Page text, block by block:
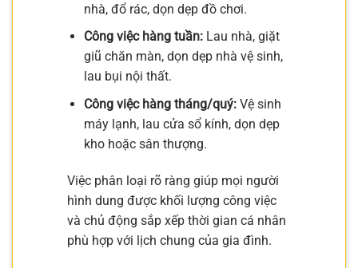
nhà, đổ rác, dọn dẹp đồ chơi.
Công việc hàng tuần:Lau nhà, giặt
giũ chăn màn, dọn dẹp nhà vệ sinh,
lau bụi nội thất.
Công việc hàng tháng/quý:Vệ sinh
máy lạnh, lau cửa sổ kính, dọn dẹp
kho hoặc sân thượng.
Việc phân loại rõ ràng giúp mọi người
hình dung được khối lượng công việc
và chủ động sắp xếp thời gian cá nhân
phù hợp với lịch chung của gia đình.